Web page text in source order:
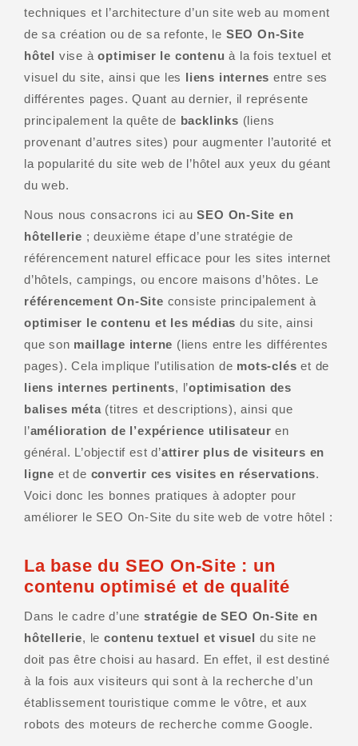
techniques et l’architecture d’un site web au moment
de sa création ou de sa refonte, le SEO On-Site
hôtel vise àoptimiser le contenu à la fois textuel et
visuel du site, ainsi que les liens internes entre ses
différentes pages. Quant au dernier, il représente
principalement la quête de backlinks (liens
provenant d’autres sites) pour augmenter l’autorité et
la popularité du site web de l’hôtel aux yeux du géant
du web.
Nous nous consacrons ici auSEO On-Site en
hôtellerie ; deuxième étape d’une stratégie de
référencement naturel efficace pour les sites internet
d’hôtels, campings, ou encore maisons d’hôtes. Le
référencement On-Site consiste principalement à
optimiser le contenu et les médias du site, ainsi
que son maillage interne (liens entre les différentes
pages). Cela implique l’utilisation de mots-clés et de
liens internes pertinents, l’optimisation des
balises méta (titres et descriptions), ainsi que
l’amélioration de l’expérience utilisateur en
général. L’objectif est d’attirer plus de visiteurs en
ligne et de convertir ces visites en réservations.
Voici donc les bonnes pratiques à adopter pour
améliorer le SEO On-Site du site web de votre hôtel :
La base du SEO On-Site : un
contenu optimisé et de qualité
Dans le cadre d’une stratégie de SEO On-Site en
hôtellerie, le contenu textuel et visuel du site ne
doit pas être choisi au hasard. En effet, il est destiné
à la fois aux visiteurs qui sont à la recherche d’un
établissement touristique comme le vôtre, et aux
robots des moteurs de recherche comme Google.